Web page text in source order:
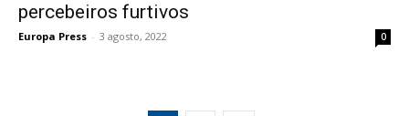
percebeiros furtivos
Europa Press - 3 agosto, 2022 0